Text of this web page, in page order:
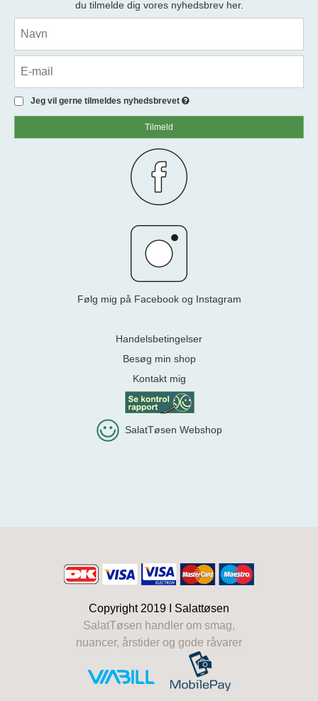
du tilmelde dig vores nyhedsbrev her.
Jeg vil gerne tilmeldes nyhedsbrevet
Tilmeld
Følg mig på Facebook og Instagram
Handelsbetingelser
Besøg min shop
Kontakt mig
SalatTøsen Webshop
Copyright 2019 I Salattøsen
SalatTøsen handler om smag,
nuancer, årstider og gode råvarer